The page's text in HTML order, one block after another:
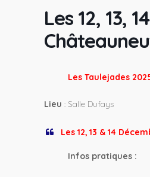
Les 12, 13,
Les Taulejades
Lieu : Salle Dufays
Les 12, 13 & 14
Infos pratiques :